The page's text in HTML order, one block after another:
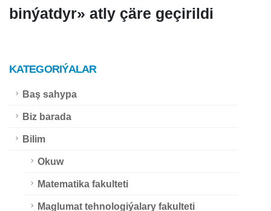
binýatdyr» atly çäre geçirildi
KATEGORIÝALAR
Baş sahypa
Biz barada
Bilim
Okuw
Matematika fakulteti
Maglumat tehnologiýalary fakulteti